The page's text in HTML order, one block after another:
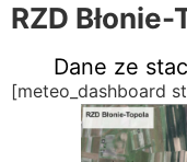
RZD Błonie-
Dane ze
[meteo_dashboard